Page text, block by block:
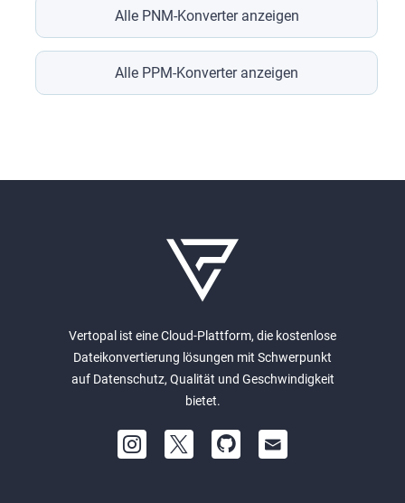
Alle PNM-Konverter anzeigen
Alle PPM-Konverter anzeigen
Vertopal ist eine Cloud-Plattform, die kostenlose
Dateikonvertierung lösungen mit Schwerpunkt
auf Datenschutz, Qualität und Geschwindigkeit
bietet.